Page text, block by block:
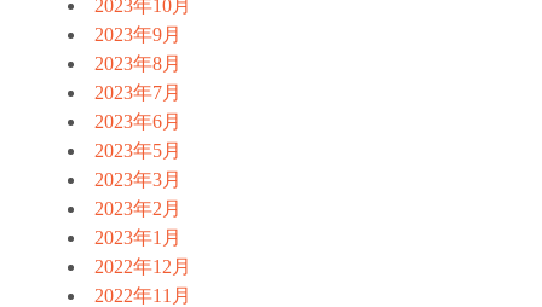
2023年10月
2023年9月
2023年8月
2023年7月
2023年6月
2023年5月
2023年3月
2023年2月
2023年1月
2022年12月
2022年11月